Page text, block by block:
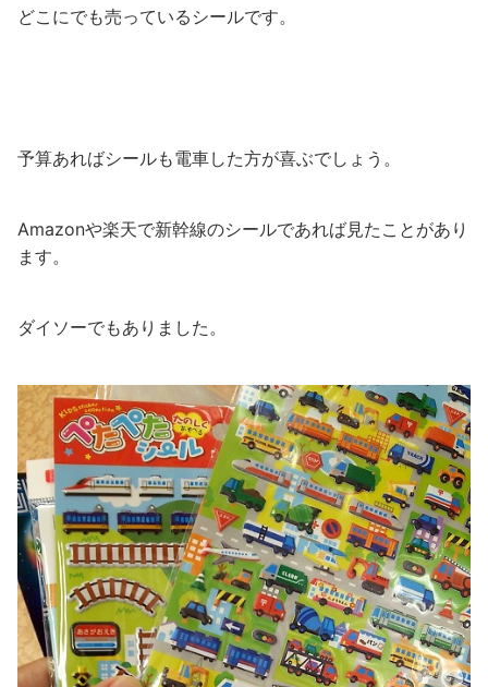
どこにでも売っているシールです。
予算あればシールも電車した方が喜ぶでしょう。
Amazonや楽天で新幹線のシールであれば見たことがあり
ます。
ダイソーでもありました。